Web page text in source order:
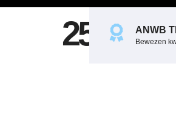
ANWB
Bewezen
258801